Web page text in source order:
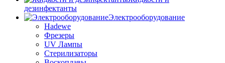
дезинфектанты
Электрооборудование
Hadewe
Фрезеры
UV Лампы
Стерилизаторы